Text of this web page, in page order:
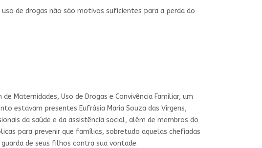
de drogas não são motivos suficientes para a perda do
Maternidades, Uso de Drogas e Convivência Familiar, um
estavam presentes Eufrásia Maria Souza das Virgens,
da saúde e da assistência social, além de membros do
para prevenir que famílias, sobretudo aquelas chefiadas
de seus filhos contra sua vontade.